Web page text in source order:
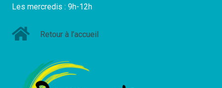
Les mercredis : 9h-12h
Retour à l’accueil